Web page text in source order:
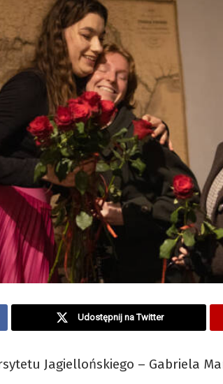
Udostępnij na Twitter
Jagiellońskiego – Gabriela